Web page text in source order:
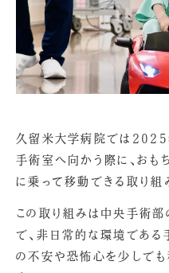
久留米大学病院では2025
手術室へ向かう際に、おも
に乗って移動できる取り組
この取り組みは中央手術
で、非日常的な環境である
の不安や恐怖心を少しでも